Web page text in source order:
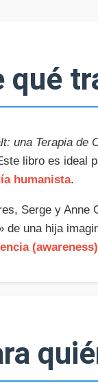
qué
una Terapia de
libro es ideal
humanista.
Serge y Anne
de una hija
(awareness)